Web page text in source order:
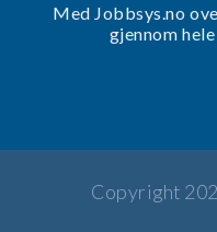
Med Jobbsys.no
gjennom
Copyright